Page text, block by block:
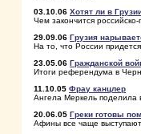
03.10.06 Хотят ли в
Чем закончится
29.09.06 Грузия
На то, что России
23.05.06 Гражданской
Итоги референдума в
11.10.05 Фрау канцлер
Ангела Меркель поделила
20.06.05 Греки готовы
Афины все чаще